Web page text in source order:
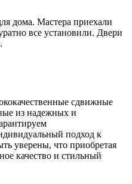
дома. Мастера приехали
все установили. Двери
сдвижные
из надежных и
подход к
уверены, что приобретая
качество и стильный